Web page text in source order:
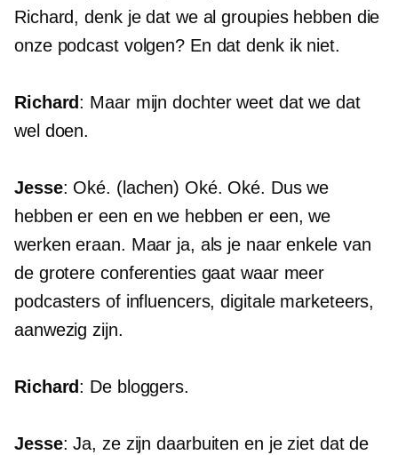
Richard, denk je dat we al groupies hebben die
onze podcast volgen? En dat denk ik niet.
Richard: Maar mijn dochter weet dat we dat
wel doen.
Jesse: Oké. (lachen) Oké. Oké. Dus we
hebben er een en we hebben er een, we
werken eraan. Maar ja, als je naar enkele van
de grotere conferenties gaat waar meer
podcasters of influencers, digitale marketeers,
aanwezig zijn.
Richard: De bloggers.
Jesse: Ja, ze zijn daarbuiten en je ziet dat de